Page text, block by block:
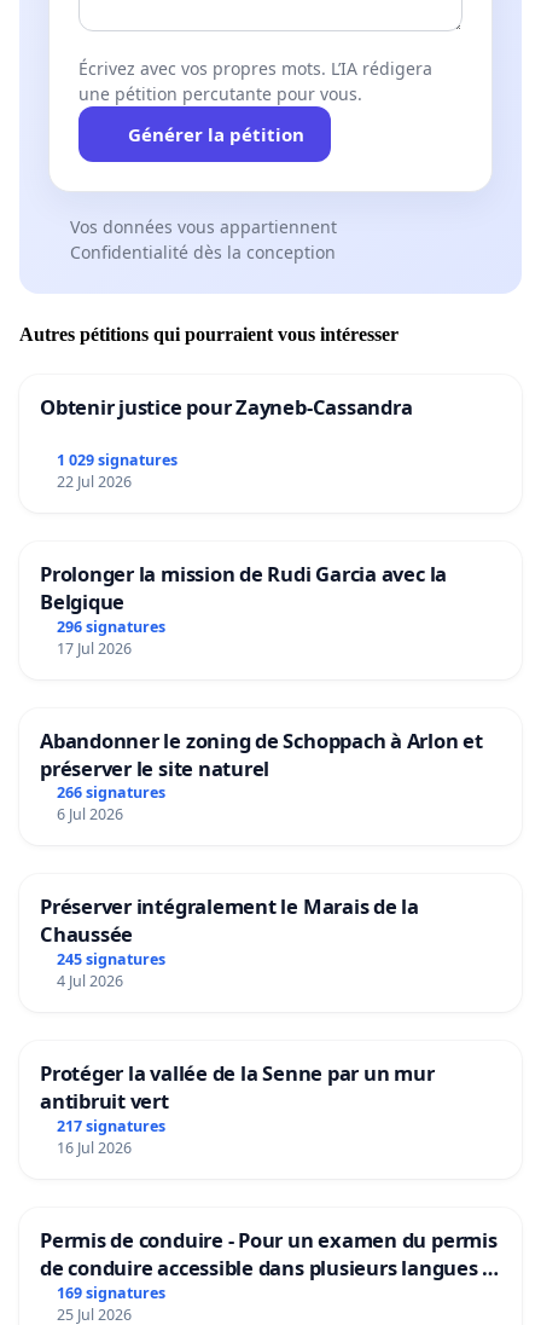
Écrivez avec vos propres mots. L’IA rédigera
une pétition percutante pour vous.
Générer la pétition
Vos données vous appartiennent
Confidentialité dès la conception
Autres pétitions qui pourraient vous intéresser
Obtenir justice pour Zayneb-Cassandra
1 029 signatures
22 Jul 2026
Prolonger la mission de Rudi Garcia avec la
Belgique
296 signatures
17 Jul 2026
Abandonner le zoning de Schoppach à Arlon et
préserver le site naturel
266 signatures
6 Jul 2026
Préserver intégralement le Marais de la
Chaussée
245 signatures
4 Jul 2026
Protéger la vallée de la Senne par un mur
antibruit vert
217 signatures
16 Jul 2026
Permis de conduire - Pour un examen du permis
de conduire accessible dans plusieurs langues à
Bruxelles
169 signatures
25 Jul 2026